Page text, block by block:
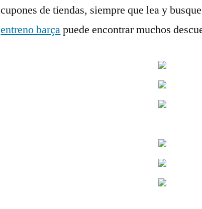
cupones de tiendas, siempre que lea y
entreno barçapuede encontrar muchos